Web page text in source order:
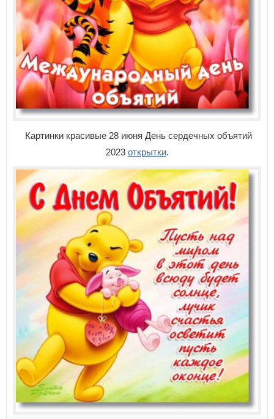
Картинки красивые 28 июня День сердечных объятий
2023 открытки.